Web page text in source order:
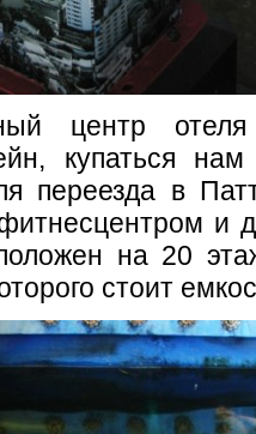
центр
купаться
переезда в
и
на 20
стоит